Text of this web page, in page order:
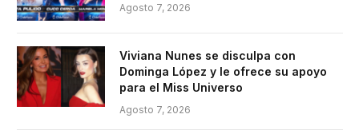
Agosto 7, 2026
Viviana Nunes se disculpa con
Dominga López y le ofrece su apoyo
para el Miss Universo
Agosto 7, 2026